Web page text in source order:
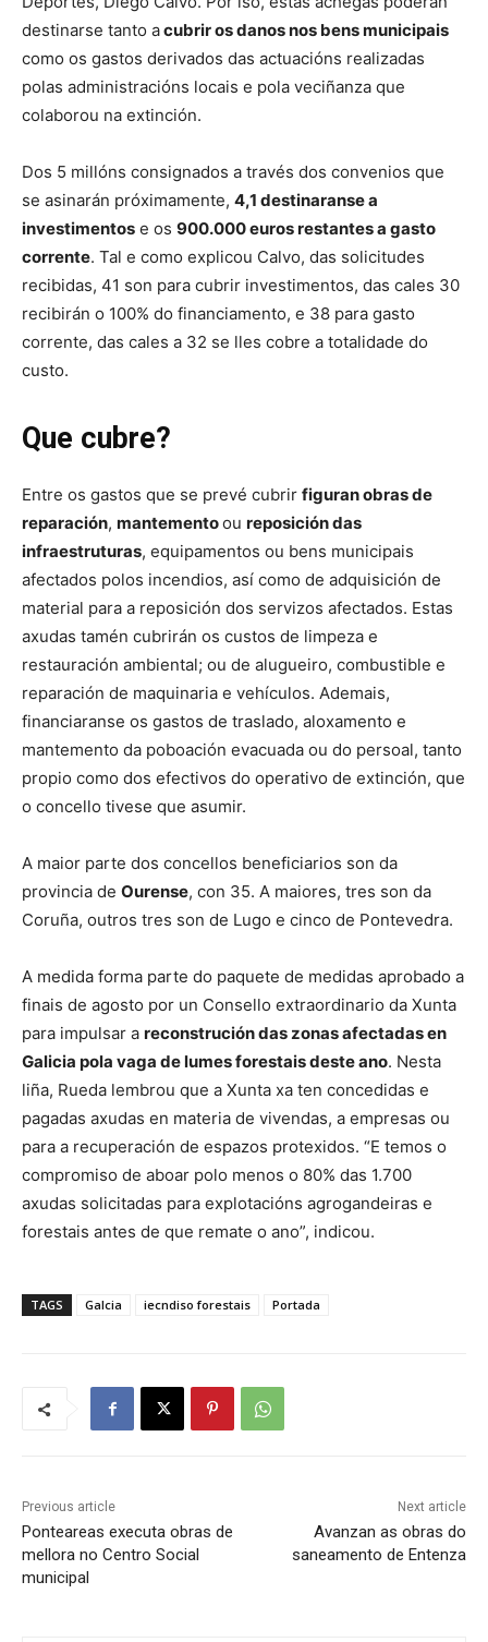
destinarse tanto acubrir os danos nos bens municipais
como os gastos derivados das actuacións realizadas
polas administracións locais e pola veciñanza que
colaborou na extinción.
Dos 5 millóns consignados a través dos convenios que
se asinarán próximamente, 4,1 destinaranse a
investimentos e os 900.000 euros restantes a gasto
corrente. Tal e como explicou Calvo, das solicitudes
recibidas, 41 son para cubrir investimentos, das cales 30
recibirán o 100% do financiamento, e 38 para gasto
corrente, das cales a 32 se lles cobre a totalidade do
custo.
Que cubre?
Entre os gastos que se prevé cubrir figuran obras de
reparación, mantementoou reposición das
infraestruturas, equipamentos ou bens municipais
afectados polos incendios, así como de adquisición de
material para a reposición dos servizos afectados. Estas
axudas tamén cubrirán os custos de limpeza e
restauración ambiental; ou de alugueiro, combustible e
reparación de maquinaria e vehículos. Ademais,
financiaranse os gastos de traslado, aloxamento e
mantemento da poboación evacuada ou do persoal, tanto
propio como dos efectivos do operativo de extinción, que
o concello tivese que asumir.
A maior parte dos concellos beneficiarios son da
provincia de Ourense, con 35. A maiores, tres son da
Coruña, outros tres son de Lugo e cinco de Pontevedra.
A medida forma parte do paquete de medidas aprobado a
finais de agosto por un Consello extraordinario da Xunta
para impulsar a reconstrución das zonas afectadas en
Galicia pola vaga de lumes forestais deste ano. Nesta
liña, Rueda lembrou que a Xunta xa ten concedidas e
pagadas axudas en materia de vivendas, a empresas ou
para a recuperación de espazos protexidos. “E temos o
compromiso de aboar polo menos o 80% das 1.700
axudas solicitadas para explotacións agrogandeiras e
forestais antes de que remate o ano”, indicou.
TAGS Galcia iecndiso forestais Portada
Previous article
Ponteareas executa obras de
mellora no Centro Social
municipal
Next article
Avanzan as obras do
saneamento de Entenza